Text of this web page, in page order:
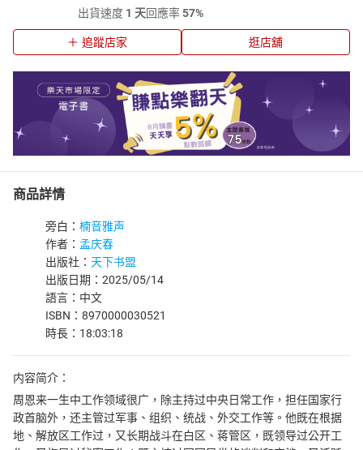
出貨速度 1 天回應率57%
追蹤店家 逛店舖
商品詳情
旁白： 楠音雅声
作者： 孟庆春
出版社： 天下书盟
出版日期：2025/05/14
語言：中文
ISBN：8970000030521
時長：18:03:18
内容简介：
周恩来一生中工作领域很广，除主持过中央日常工作，担任国家行
政首脑外，还主管过军事、组织、统战、外交工作等。他既在根据
地、解放区工作过，又长期战斗在白区、蒋管区，既领导过公开工